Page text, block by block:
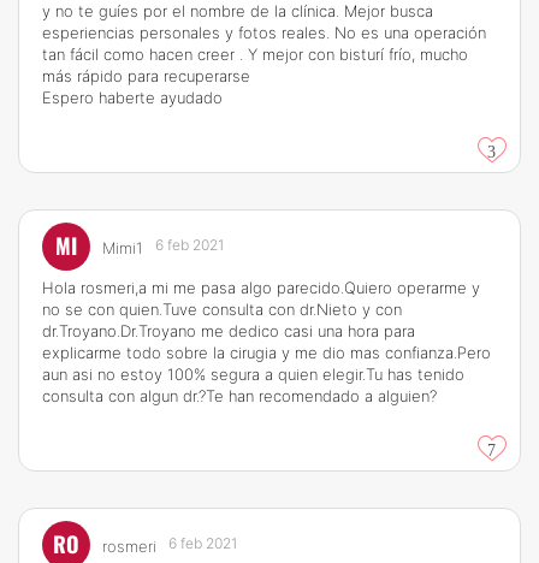
y no te guíes por el nombre de la clínica. Mejor busca
esperiencias personales y fotos reales. No es una operación
tan fácil como hacen creer . Y mejor con bisturí frío, mucho
más rápido para recuperarse
Espero haberte ayudado
3
MI Mimi1 6 feb 2021
Hola rosmeri,a mi me pasa algo parecido.Quiero operarme y
no se con quien.Tuve consulta con dr.Nieto y con
dr.Troyano.Dr.Troyano me dedico casi una hora para
explicarme todo sobre la cirugia y me dio mas confianza.Pero
aun asi no estoy 100% segura a quien elegir.Tu has tenido
consulta con algun dr.?Te han recomendado a alguien?
7
RO rosmeri 6 feb 2021